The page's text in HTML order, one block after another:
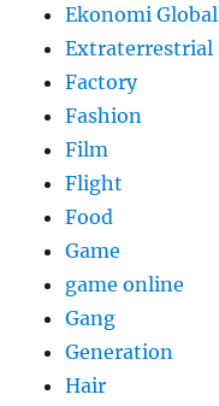
Ekonomi Global
Extraterrestrial
Factory
Fashion
Film
Flight
Food
Game
game online
Gang
Generation
Hair